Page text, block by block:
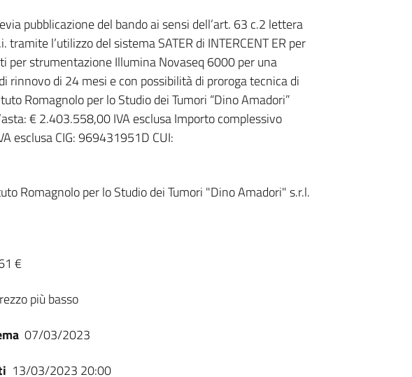
pubblicazione del bando ai sensi dell’art. 63 c.2 lettera
l’utilizzo del sistema SATER di INTERCENT ER per
per strumentazione Illumina Novaseq 6000 per una
rinnovo di 24 mesi e con possibilità di proroga tecnica di
Romagnolo per lo Studio dei Tumori “Dino Amadori”
€ 2.403.558,00 IVA esclusa Importo complessivo
esclusa CIG: 969431951D CUI:
Romagnolo per lo Studio dei Tumori "Dino Amadori" s.r.l.
€
più basso
07/03/2023
13/03/2023 20:00